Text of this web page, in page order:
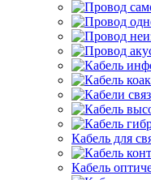
Кабель для
Кабель